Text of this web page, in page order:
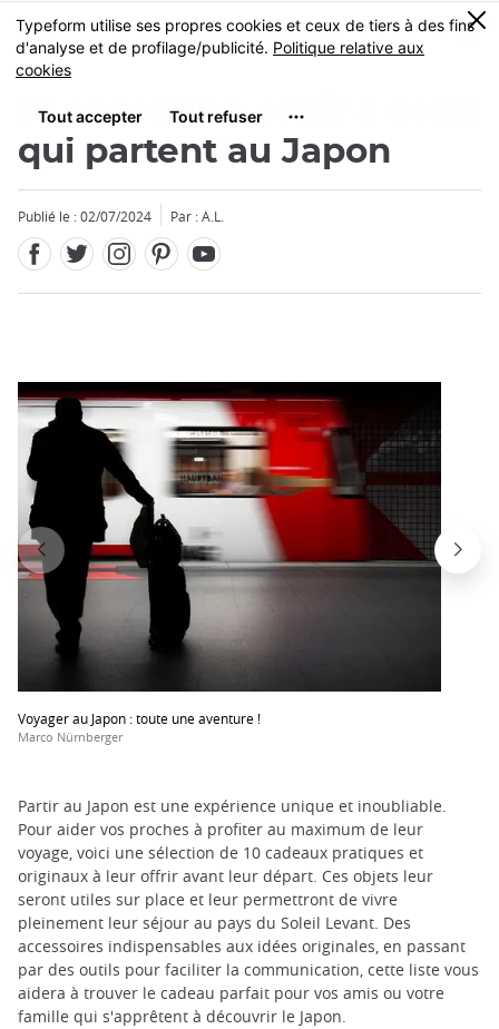
Skip
to
main
MENU
0
10 cadeaux à offrir à ceux
qui partent au Japon
Publié le : 02/07/2024 Par : A.L.
Voyager au Japon : toute une aventure !
Marco Nürnberger
Fermer
Partir au Japon est une expérience unique et inoubliable.
Pour aider vos proches à profiter au maximum de leur
voyage, voici une sélection de 10 cadeaux pratiques et
originaux à leur offrir avant leur départ. Ces objets leur
seront utiles sur place et leur permettront de vivre
pleinement leur séjour au pays du Soleil Levant. Des
accessoires indispensables aux idées originales, en passant
par des outils pour faciliter la communication, cette liste vous
aidera à trouver le cadeau parfait pour vos amis ou votre
famille qui s'apprêtent à découvrir le Japon.